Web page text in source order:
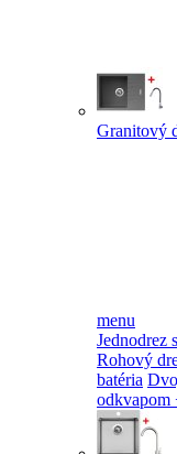
Granitový
menu
Jednodrez
Rohový
batéria
odkvapom